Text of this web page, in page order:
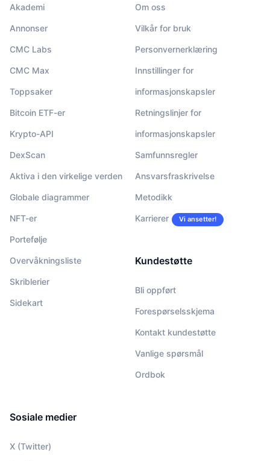
Akademi
Annonser
CMC Labs
CMC Max
Toppsaker
Bitcoin ETF-er
Krypto-API
DexScan
Aktiva i den virkelige verden
Globale diagrammer
NFT-er
Portefølje
Overvåkningsliste
Skriblerier
Sidekart
Om oss
Vilkår for bruk
Personvernerklæring
Innstillinger for
informasjonskapsler
Retningslinjer for
informasjonskapsler
Samfunnsregler
Ansvarsfraskrivelse
Metodikk
Karrierer Vi ansetter!
Kundestøtte
Bli oppført
Forespørselsskjema
Kontakt kundestøtte
Vanlige spørsmål
Ordbok
Sosiale medier
X (Twitter)